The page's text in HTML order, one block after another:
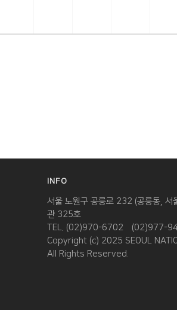
서울 노원구 공릉로 232 (공릉동, 서
관 325호
TEL. (02)970-6702
(02)977-
Copyright (c) 2025 SEOUL
All Rights Reserved.